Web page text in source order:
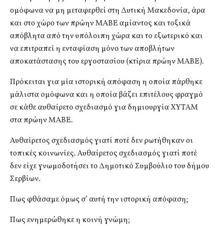
ομόφωνα να μη μεταφερθεί στη Δυτική Μακεδονία, άρα
και στο χώρο των πρώην ΜΑΒΕ αμίαντος και τοξικά
απόβλητα από την υπόλοιπη χώρα και το εξωτερικό και
να επιτραπεί η ενταφίαση μόνο των αποβλήτων
αποκατάστασης του εργοστασίου (κτίρια πρώην ΜΑΒΕ).
Πρόκειται για μία ιστορική απόφαση η οποία πάρθηκε
μάλιστα ομόφωνα και η οποία βάζει επιτέλους φραγμό
σε κάθε αυθαίρετο σχεδιασμό για δημιουργία ΧΥΤΑΜ
στα πρώην ΜΑΒΕ.
Αυθαίρετος σχεδιασμός γιατί ποτέ δεν ρωτήθηκαν οι
τοπικές κοινωνίες. Αυθαίρετος σχεδιασμός γιατί ποτέ
δεν είχε γνωμοδοτήσει το Δημοτικό Συμβούλιο του δήμου
Σερβίων.
Πως φθάσαμε όμως σ’ αυτή την ιστορική απόφαση;
Πως ενημερώθηκε η κοινή γνώμη;